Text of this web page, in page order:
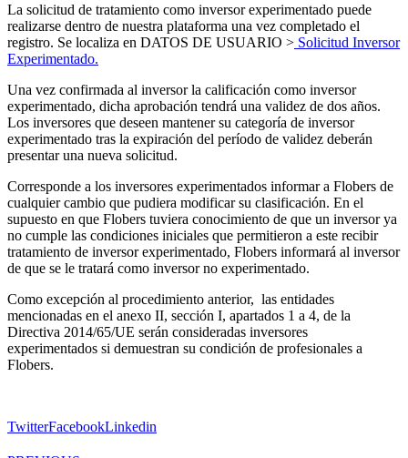
La solicitud de tratamiento como inversor experimentado puede
realizarse dentro de nuestra plataforma una vez completado el
registro. Se localiza en DATOS DE USUARIO > Solicitud Inversor
Experimentado.
Una vez confirmada al inversorla calificación como inversor
experimentado, dicha aprobación tendrá una validez de dos años.
Los inversores que deseen mantener su categoría de inversor
experimentado tras la expiración del período de validez deberán
presentar una nueva solicitud.
Corresponde a los inversores experimentados informara Flobers de
cualquier cambio que pudiera modificar su clasificación. En el
supuesto en que Flobers tuviera conocimiento de que un inversor ya
no cumple las condiciones iniciales que permitieron a este recibir
tratamiento de inversor experimentado, Flobers informará al inversor
de que se le tratará como inversorno experimentado.
Como excepción al procedimiento anterior, las entidades
mencionadas en el anexo II, sección I, apartados 1 a 4, de la
Directiva 2014/65/UE serán consideradas inversores
experimentados si demuestran su condición de profesionales a
Flobers.
TwitterFacebookLinkedin